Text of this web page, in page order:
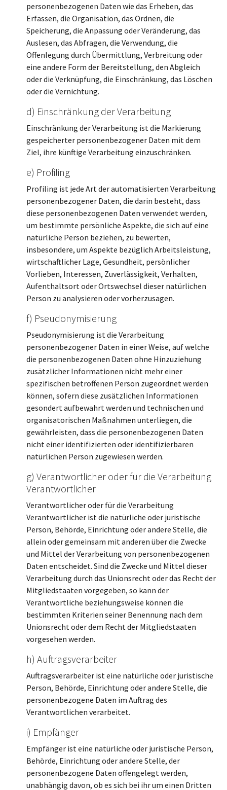
personenbezogenen Daten wie das Erheben, das
Erfassen, die Organisation, das Ordnen, die
Speicherung, die Anpassung oder Veränderung, das
Auslesen, das Abfragen, die Verwendung, die
Offenlegung durch Übermittlung, Verbreitung oder
eine andere Form der Bereitstellung, den Abgleich
oder die Verknüpfung, die Einschränkung, das Löschen
oder die Vernichtung.
d) Einschränkung der Verarbeitung
Einschränkung der Verarbeitung ist die Markierung
gespeicherter personenbezogener Daten mit dem
Ziel, ihre künftige Verarbeitung einzuschränken.
e) Profiling
Profiling ist jede Art der automatisierten Verarbeitung
personenbezogener Daten, die darin besteht, dass
diese personenbezogenen Daten verwendet werden,
um bestimmte persönliche Aspekte, die sich auf eine
natürliche Person beziehen, zu bewerten,
insbesondere, um Aspekte bezüglich Arbeitsleistung,
wirtschaftlicher Lage, Gesundheit, persönlicher
Vorlieben, Interessen, Zuverlässigkeit, Verhalten,
Aufenthaltsort oder Ortswechsel dieser natürlichen
Person zu analysieren oder vorherzusagen.
f) Pseudonymisierung
Pseudonymisierung ist die Verarbeitung
personenbezogener Daten in einer Weise, auf welche
die personenbezogenen Daten ohne Hinzuziehung
zusätzlicher Informationen nicht mehr einer
spezifischen betroffenen Person zugeordnet werden
können, sofern diese zusätzlichen Informationen
gesondert aufbewahrt werden und technischen und
organisatorischen Maßnahmen unterliegen, die
gewährleisten, dass die personenbezogenen Daten
nicht einer identifizierten oder identifizierbaren
natürlichen Person zugewiesen werden.
g) Verantwortlicher oder für die Verarbeitung
Verantwortlicher
Verantwortlicher oder für die Verarbeitung
Verantwortlicher ist die natürliche oder juristische
Person, Behörde, Einrichtung oder andere Stelle, die
allein oder gemeinsam mit anderen über die Zwecke
und Mittel der Verarbeitung von personenbezogenen
Daten entscheidet. Sind die Zwecke und Mittel dieser
Verarbeitung durch das Unionsrecht oder das Recht der
Mitgliedstaaten vorgegeben, so kann der
Verantwortliche beziehungsweise können die
bestimmten Kriterien seiner Benennung nach dem
Unionsrecht oder dem Recht der Mitgliedstaaten
vorgesehen werden.
h) Auftragsverarbeiter
Auftragsverarbeiter ist eine natürliche oder juristische
Person, Behörde, Einrichtung oder andere Stelle, die
personenbezogene Daten im Auftrag des
Verantwortlichen verarbeitet.
i) Empfänger
Empfänger ist eine natürliche oder juristische Person,
Behörde, Einrichtung oder andere Stelle, der
personenbezogene Daten offengelegt werden,
unabhängig davon, ob es sich bei ihr um einen Dritten